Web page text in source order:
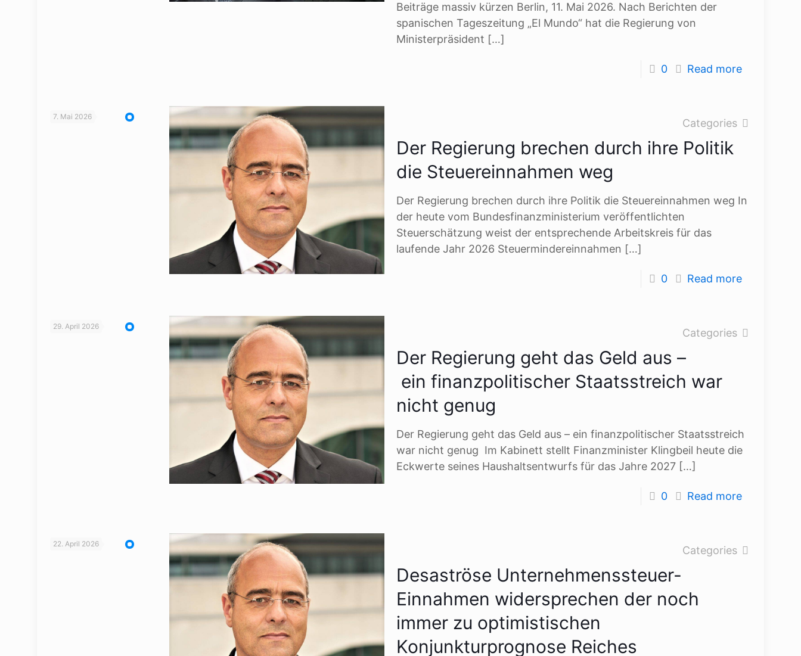
Beiträge massiv kürzen Berlin, 11. Mai 2026. Nach Berichten der
spanischen Tageszeitung „El Mundo“ hat die Regierung von
Ministerpräsident […]
0 Read more
7. Mai 2026
Categories
Der Regierung brechen durch ihre Politik
die Steuereinnahmen weg
Der Regierung brechen durch ihre Politik die Steuereinnahmen weg In
der heute vom Bundesfinanzministerium veröffentlichten
Steuerschätzung weist der entsprechende Arbeitskreis für das
laufende Jahr 2026 Steuermindereinnahmen […]
0 Read more
29. April 2026
Categories
Der Regierung geht das Geld aus –
ein finanzpolitischer Staatsstreich war
nicht genug
Der Regierung geht das Geld aus – ein finanzpolitischer Staatsstreich
war nicht genug Im Kabinett stellt Finanzminister Klingbeil heute die
Eckwerte seines Haushaltsentwurfs für das Jahre 2027 […]
0 Read more
22. April 2026
Categories
Desaströse Unternehmenssteuer-
Einnahmen widersprechen der noch
immer zu optimistischen
Konjunkturprognose Reiches